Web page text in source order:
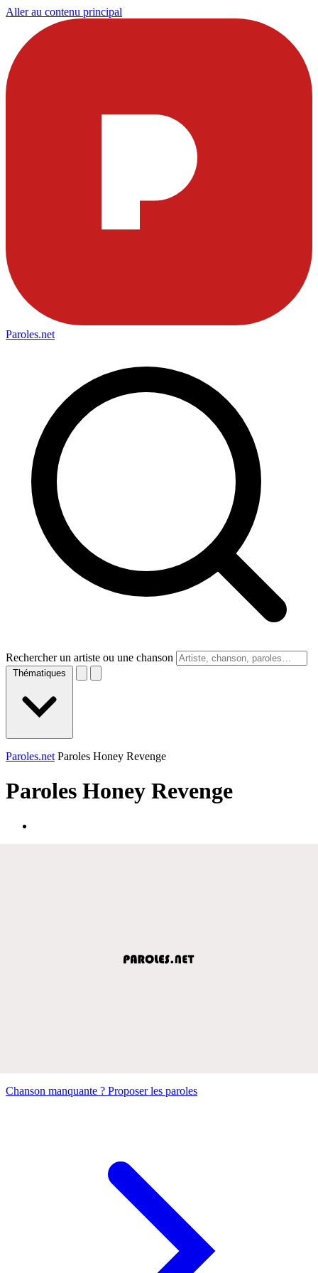
Aller au contenu principal
Paroles.net
Rechercher un artiste ou une chanson
Thématiques
Paroles.net Paroles Honey Revenge
Paroles Honey Revenge
Chanson manquante ? Proposer les paroles